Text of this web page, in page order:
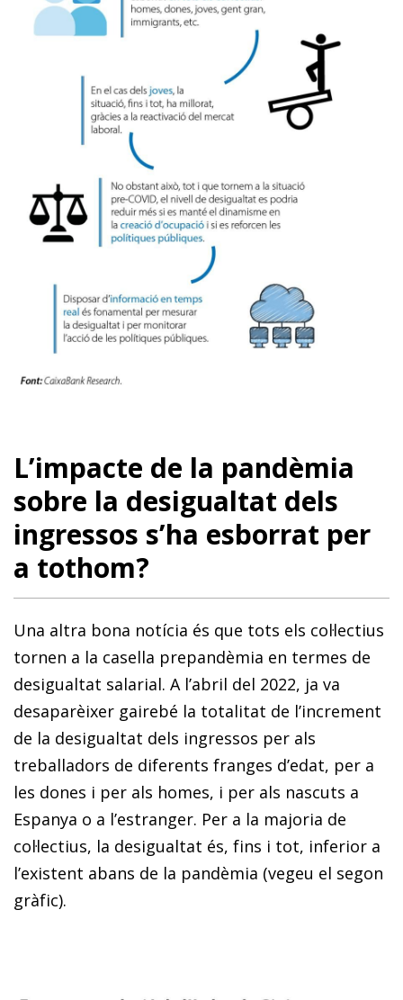
L’impacte de la pandèmia
sobre la desigualtat dels
ingressos s’ha esborrat per
a tothom?
Una altra bona notícia és que tots els col·lectius
tornen a la casella prepandèmia en termes de
desigualtat salarial. A l’abril del 2022, ja va
desaparèixer gairebé la totalitat de l’increment
de la desigualtat dels ingressos per als
treballadors de diferents franges d’edat, per a
les dones i per als homes, i per als nascuts a
Espanya o a l’estranger. Per a la majoria de
col·lectius, la desigualtat és, fins i tot, inferior a
l’existent abans de la pandèmia (vegeu el segon
gràfic).